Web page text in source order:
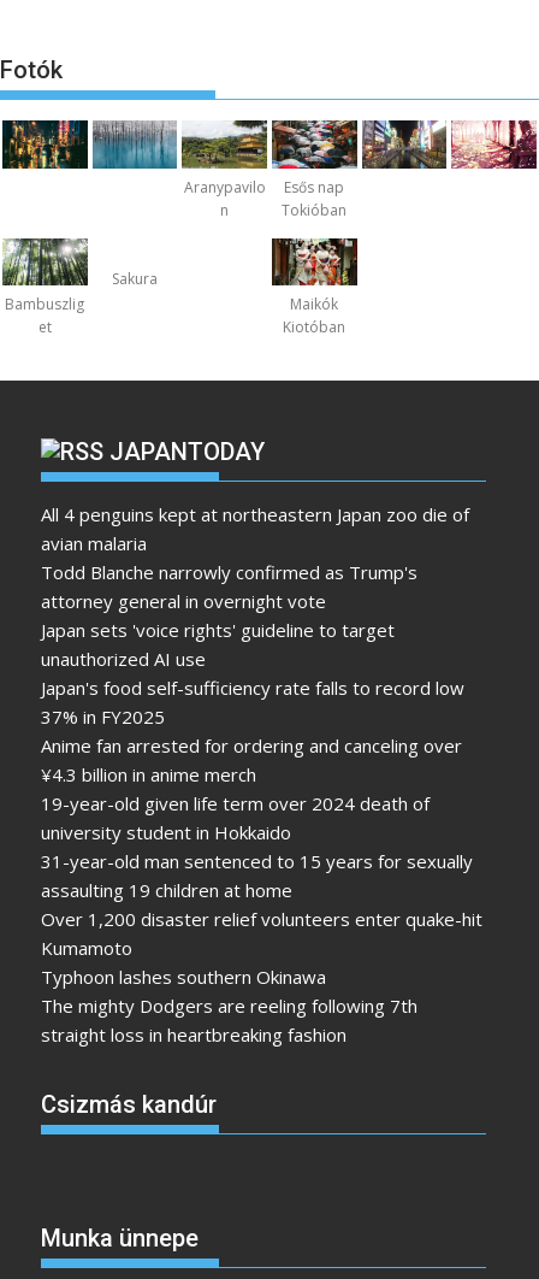
Fotók
Aranypavilo
n
Esős nap
Tokióban
Bambuszlig
et
Sakura
Maikók
Kiotóban
JAPANTODAY
All 4 penguins kept at northeastern Japan zoo die of
avian malaria
Todd Blanche narrowly confirmed as Trump's
attorney general in overnight vote
Japan sets 'voice rights' guideline to target
unauthorized AI use
Japan's food self-sufficiency rate falls to record low
37% in FY2025
Anime fan arrested for ordering and canceling over
¥4.3 billion in anime merch
19-year-old given life term over 2024 death of
university student in Hokkaido
31-year-old man sentenced to 15 years for sexually
assaulting 19 children at home
Over 1,200 disaster relief volunteers enter quake-hit
Kumamoto
Typhoon lashes southern Okinawa
The mighty Dodgers are reeling following 7th
straight loss in heartbreaking fashion
Csizmás kandúr
Munka ünnepe